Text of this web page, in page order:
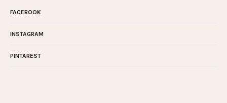
FACEBOOK
INSTAGRAM
PINTAREST